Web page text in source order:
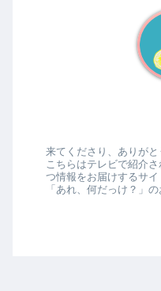
来てくださり、ありがと
こちらはテレビで紹介
つ情報をお届けするサイ
「あれ、何だっけ？」